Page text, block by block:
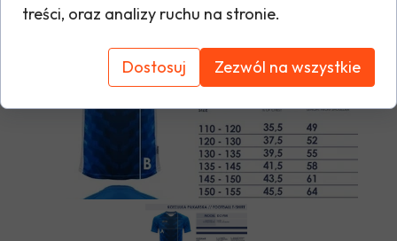
Tabela rozmiarów
treści, oraz analizy ruchu na stronie.
Dostosuj Zezwól na wszystkie